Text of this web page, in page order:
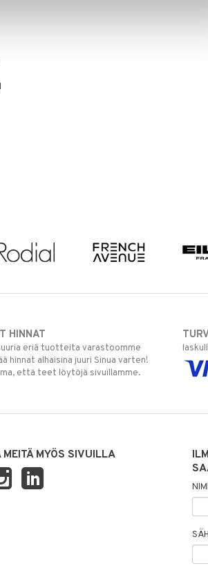
HINNAT
eriä tuotteita varastoomme
hinnat alhaisina juuri Sinua varten!
että teet löytöjä sivuillamme.
MYÖS SIVUILLA